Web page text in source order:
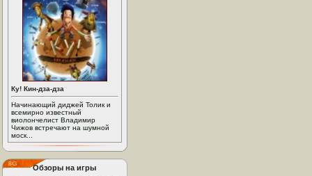
Ку! Кин-дза-дза
Начинающий диджей Толик и
всемирно известный
виолончелист Владимир
Чижов встречают на шумной
моск...
Обзоры на игры